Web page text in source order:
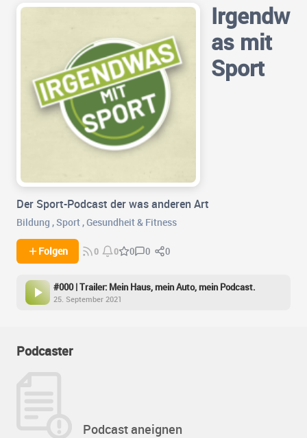
Irgendw
as mit
Sport
Der Sport-Podcast der was anderen Art
Bildung ,Sport ,Gesundheit & Fitness
Folgen 0 0 0 0 0
#000 | Trailer: Mein Haus, mein Auto, mein Podcast.
25. September 2021
Podcaster
Podcast aneignen